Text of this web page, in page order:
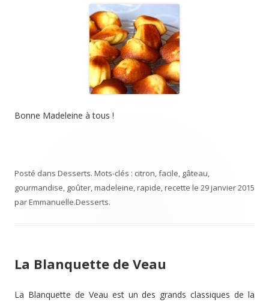
Bonne Madeleine à tous !
Posté dans Desserts. Mots-clés : citron facile gâteau
gourmandise goûter madeleine rapide recette le 29 janvier 2015
parEmmanuelle.Desserts.
La Blanquette de Veau
La Blanquette de Veau est un des grands classiques de la